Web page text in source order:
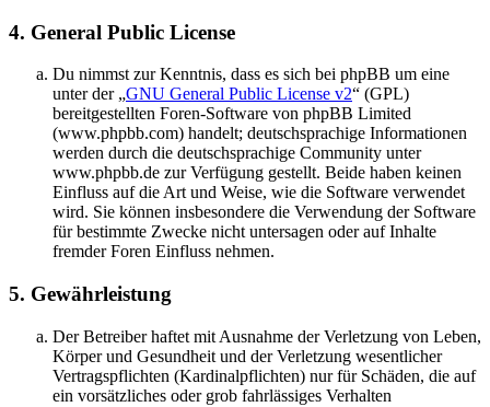
4. General Public License
Du nimmst zur Kenntnis, dass es sich bei phpBB um eine
unter der „GNU General Public License v2“ (GPL)
bereitgestellten Foren-Software von phpBB Limited
(www.phpbb.com) handelt; deutschsprachige Informationen
werden durch die deutschsprachige Community unter
www.phpbb.de zur Verfügung gestellt. Beide haben keinen
Einfluss auf die Art und Weise, wie die Software verwendet
wird. Sie können insbesondere die Verwendung der Software
für bestimmte Zwecke nicht untersagen oder auf Inhalte
fremder Foren Einfluss nehmen.
5. Gewährleistung
Der Betreiber haftet mit Ausnahme der Verletzung von Leben,
Körper und Gesundheit und der Verletzung wesentlicher
Vertragspflichten (Kardinalpflichten) nur für Schäden, die auf
ein vorsätzliches oder grob fahrlässiges Verhalten